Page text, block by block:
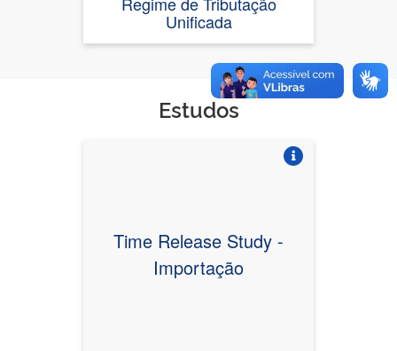
Unificada
Estudos
Time Release Study -
Importação